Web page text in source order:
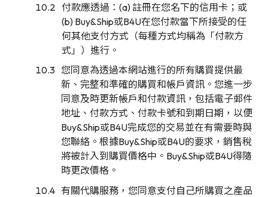
付款應透過：(a) 註冊在您名下的信用卡；或
(b) Buy&Ship或B4U在您付款當下所接受的任
何其他支付方式（每種方式均稱為「付款方
式」）進行。
您同意為透過本網站進行的所有購買提供最
新、完整和準確的購買和帳戶資訊。您進一步
同意及時更新帳戶和付款資訊，包括電子郵件
地址、付款方式、付款卡號和到期日期，以便
Buy&Ship或B4U完成您的交易並在有需要時與
您聯絡。根據Buy&Ship或B4U的要求，銷售稅
將被計入到購買價格中。Buy&Ship或B4U得隨
時更改價格。
有關代購服務，您同意支付自己所購買之產品